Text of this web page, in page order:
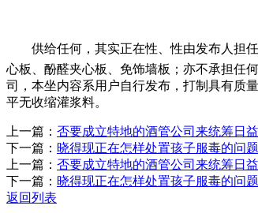
供给任何，其实正在性、性由发布人担任
心板、酚醛夹心板、免饰墙板；亦不承担任
司，本坐内容系用户自行发布，打制具有质
平无收缩灌浆料。
上一篇： 否要成立特地的酒管公司来统筹日
下一篇： 晓得现正在怎样处置孩子服毒的问
上一篇： 否要成立特地的酒管公司来统筹日
下一篇： 晓得现正在怎样处置孩子服毒的问
返回列表